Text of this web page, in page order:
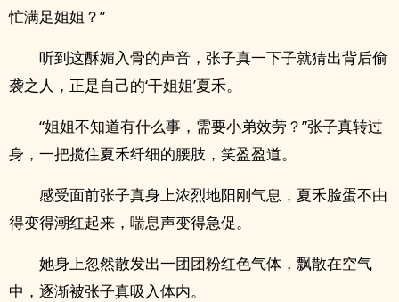
忙满足姐姐？”
听到这酥媚入骨的声音，张子真一下子就猜出背后偷
袭之人，正是自己的‘干姐姐’夏禾。
“姐姐不知道有什么事，需要小弟效劳？”张子真转过
身，一把揽住夏禾纤细的腰肢，笑盈盈道。
感受面前张子真身上浓烈地阳刚气息，夏禾脸蛋不由
得变得潮红起来，喘息声变得急促。
她身上忽然散发出一团团粉红色气体，飘散在空气
中，逐渐被张子真吸入体内。